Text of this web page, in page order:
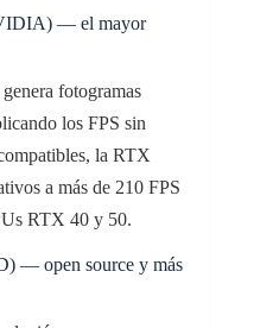
— el mayor
fotogramas
los FPS sin
la RTX
a más de 210 FPS
RTX 40 y 50.
— open source y más